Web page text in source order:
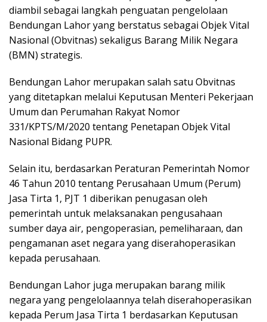
diambil sebagai langkah penguatan pengelolaan
Bendungan Lahor yang berstatus sebagai Objek Vital
Nasional (Obvitnas) sekaligus Barang Milik Negara
(BMN) strategis.
Bendungan Lahor merupakan salah satu Obvitnas
yang ditetapkan melalui Keputusan Menteri Pekerjaan
Umum dan Perumahan Rakyat Nomor
331/KPTS/M/2020 tentang Penetapan Objek Vital
Nasional Bidang PUPR.
Selain itu, berdasarkan Peraturan Pemerintah Nomor
46 Tahun 2010 tentang Perusahaan Umum (Perum)
Jasa Tirta 1, PJT 1 diberikan penugasan oleh
pemerintah untuk melaksanakan pengusahaan
sumber daya air, pengoperasian, pemeliharaan, dan
pengamanan aset negara yang diserahoperasikan
kepada perusahaan.
Bendungan Lahor juga merupakan barang milik
negara yang pengelolaannya telah diserahoperasikan
kepada Perum Jasa Tirta 1 berdasarkan Keputusan